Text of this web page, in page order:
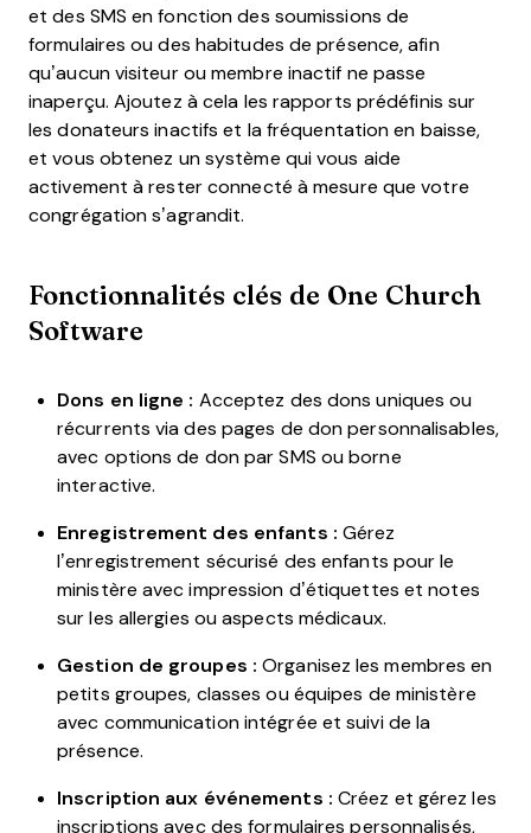
et des SMS en fonction des soumissions de
formulaires ou des habitudes de présence, afin
qu’aucun visiteur ou membre inactif ne passe
inaperçu. Ajoutez à cela les rapports prédéfinis sur
les donateurs inactifs et la fréquentation en baisse,
et vous obtenez un système qui vous aide
activement à rester connecté à mesure que votre
congrégation s’agrandit.
Fonctionnalités clés de One Church
Software
Dons en ligne : Acceptez des dons uniques ou
récurrents via des pages de don personnalisables,
avec options de don par SMS ou borne
interactive.
Enregistrement des enfants : Gérez
l’enregistrement sécurisé des enfants pour le
ministère avec impression d’étiquettes et notes
sur les allergies ou aspects médicaux.
Gestion de groupes : Organisez les membres en
petits groupes, classes ou équipes de ministère
avec communication intégrée et suivi de la
présence.
Inscription aux événements : Créez et gérez les
inscriptions avec des formulaires personnalisés,